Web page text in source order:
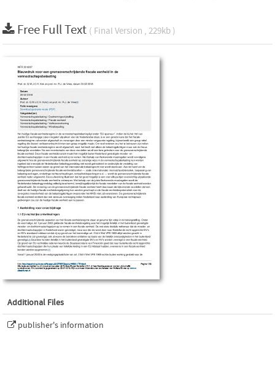
Free Full Text ( Final Version , 229kb )
Additional Files
publisher's information